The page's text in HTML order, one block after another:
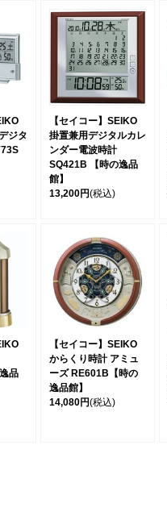
ジタ
【セイコー】SEIKO
掛置兼用デジタルカレ
ンダー電波時計
SQ421B 【時の逸品
館】
13,200円(税込)
品
【セイコー】SEIKO
からくり時計 アミュ
ーズ RE601B【時の
逸品館】
14,080円(税込)